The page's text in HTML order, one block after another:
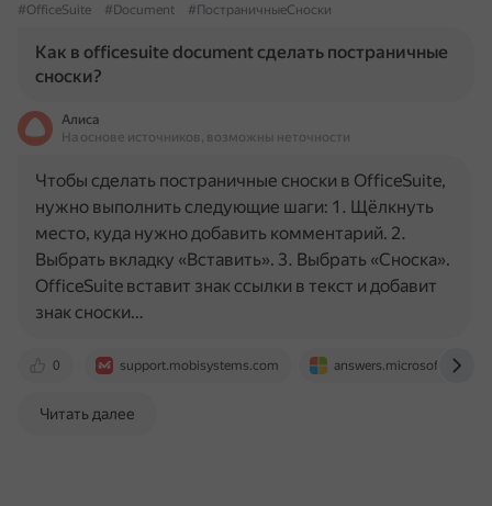
#OfficeSuite
#Document #ПостраничныеСноски
Как в officesuite document сделать постраничные
сноски?
Алиса
На основе источников, возможны неточности
0 support.mobisystems.com answers.microsoft.com
Чтобы сделать постраничные сноски в OfficeSuite,
нужно выполнить следующие шаги: 1. Щёлкнуть
место, куда нужно добавить комментарий. 2.
Выбрать вкладку «Вставить». 3. Выбрать «Сноска».
OfficeSuite вставит знак ссылки в текст и добавит
знак сноски…
Читать далее